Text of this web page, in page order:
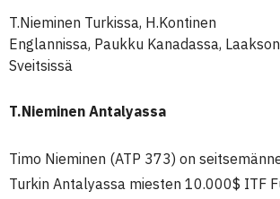
T.Nieminen Turkissa, H.Kontinen
Englannissa, Paukku Kanadassa,
Sveitsissä
T.Nieminen Antalyassa
Timo Nieminen (ATP 373) on
Turkin Antalyassa miesten 10.000$ ITF